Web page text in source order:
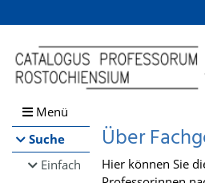
Browsen
direkt zum Inhalt
Menü
Suche
Einfach
Über
Hier können Sie